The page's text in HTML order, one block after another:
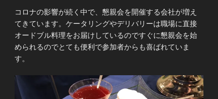
コロナの影響が続く中で、懇親会を開催する会社が増え
てきています。ケータリングやデリバリーは職場に直接
オードブル料理をお届けしているのですぐに懇親会を始
められるのでとても便利で参加者からも喜ばれていま
す。